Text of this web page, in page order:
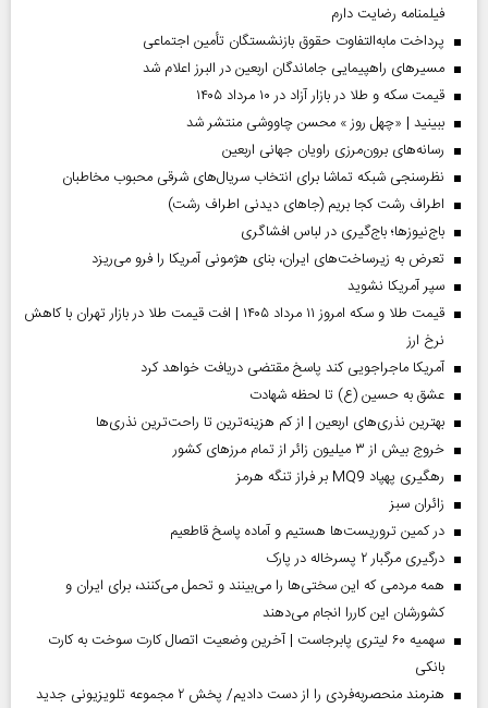
فیلمنامه رضایت دارم
پرداخت مابه‌التفاوت حقوق بازنشستگان تأمین اجتماعی
مسیر‌های راهپیمایی جاماندگان اربعین در البرز اعلام شد
قیمت سکه و طلا در بازار آزاد در ۱۰ مرداد ۱۴۰۵
ببینید | «چهل روز » محسن چاووشی منتشر شد
رسانه‌های برون‌مرزی راویان جهانی اربعین
نظرسنجی شبکه تماشا برای انتخاب سریال‌های شرقی محبوب مخاطبان
اطراف رشت کجا بریم (جاهای دیدنی اطراف رشت)
باج‌نیوزها؛ باج‌گیری در لباس افشاگری
تعرض به زیرساخت‌های ایران، بنای هژمونی آمریکا را فرو می‌ریزد
سپر آمریکا نشوید
قیمت طلا و سکه امروز ۱۱ مرداد ۱۴۰۵ | افت قیمت طلا در بازار تهران با کاهش
نرخ ارز
آمریکا ماجراجویی کند پاسخ مقتضی دریافت خواهد کرد
عشق به حسین (ع) تا لحظه شهادت
بهترین نذری‌های اربعین | از کم هزینه‌ترین تا راحت‌ترین نذری‌ها
خروج بیش از ۳ میلیون زائر از تمام مرز‌های کشور
رهگیری پهپاد MQ9 بر فراز تنگه هرمز
‌زائران سبز
در کمین تروریست‌ها هستیم و آماده پاسخ قاطعیم
درگیری مرگبار ۲ پسرخاله در پارک
همه مردمی که این سختی‌ها را می‌بینند و تحمل می‌کنند، برای ایران و
کشورشان این کاررا انجام می‌دهند
سهمیه ۶۰ لیتری پابرجاست | آخرین وضعیت اتصال کارت سوخت به کارت
بانکی
هنرمند منحصر‌به‌فردی را از دست دادیم/ پخش ۲ مجموعه تلویزیونی جدید